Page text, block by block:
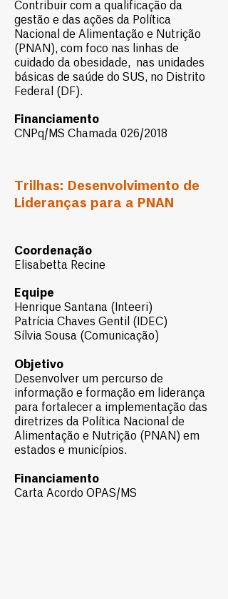
Contribuir com a qualificação da
gestão e das ações da Política
Nacional de Alimentação e Nutrição
(PNAN), com foco nas linhas de
cuidado da obesidade, nas unidades
básicas de saúde do SUS, no Distrito
Federal (DF).
Financiamento
CNPq/MS Chamada 026/2018
Trilhas: Desenvolvimento de
Lideranças para a PNAN
Coordenação
Elisabetta Recine
Equipe
Henrique Santana (Inteeri)
Patrícia Chaves Gentil (IDEC)
Sílvia Sousa (Comunicação)
Objetivo
Desenvolver um percurso de
informação e formação em liderança
para fortalecer a implementação das
diretrizes da Política Nacional de
Alimentação e Nutrição (PNAN) em
estados e municípios.
Financiamento
Carta Acordo OPAS/MS